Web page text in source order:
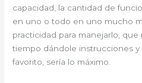
capacidad, la cantidad de
en uno o todo en uno mucho
practicidad para manejarlo,
tiempo dándole instrucciones
favorito, sería lo máximo.